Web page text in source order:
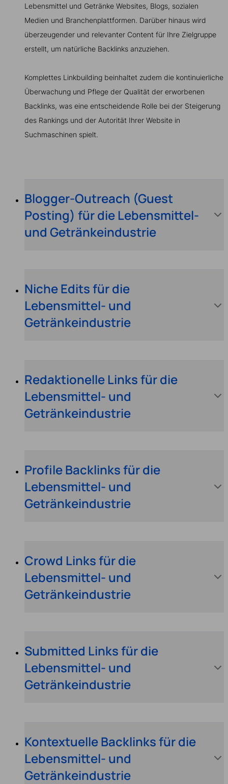
Lebensmittel und Getränke Websites, Blogs, sozialen
Medien und Branchenplattformen. Darüber hinaus wird
überzeugender und relevanter Content für Ihre Zielgruppe
erstellt, um natürliche Backlinks anzuziehen.
Komplettes Linkbuilding beinhaltet zudem die kontinuierliche
Überwachung und Pflege der Qualität der erworbenen
Backlinks, was eine entscheidende Rolle bei der Steigerung
des Rankings und der Autorität Ihrer Website in
Suchmaschinen spielt.
Blogger-Outreach (Guest
Posting) für die Lebensmittel-
und Getränkeindustrie
Niche Edits für die
Lebensmittel- und
Getränkeindustrie
Redaktionelle Links für die
Lebensmittel- und
Getränkeindustrie
Profile Backlinks für die
Lebensmittel- und
Getränkeindustrie
Crowd Links für die
Lebensmittel- und
Getränkeindustrie
Submitted Links für die
Lebensmittel- und
Getränkeindustrie
Kontextuelle Backlinks für die
Lebensmittel- und
Getränkeindustrie